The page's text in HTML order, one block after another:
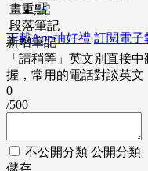
下載App抽好禮 訂閱電子
畫重點
段落筆記
新增筆記
「請稍等」英文別直接中
握，常用的電話對談英文
0
/500
不公開分類 公開分類
儲存